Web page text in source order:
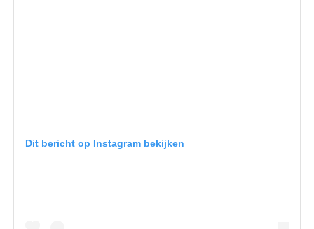
Dit bericht op Instagram bekijken